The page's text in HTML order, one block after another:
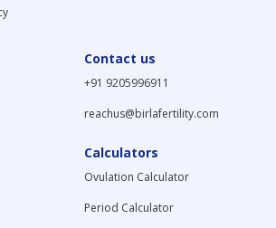
Contact us
+91 9205996911
reachus@birlafertility.com
Calculators
Ovulation Calculator
Period Calculator